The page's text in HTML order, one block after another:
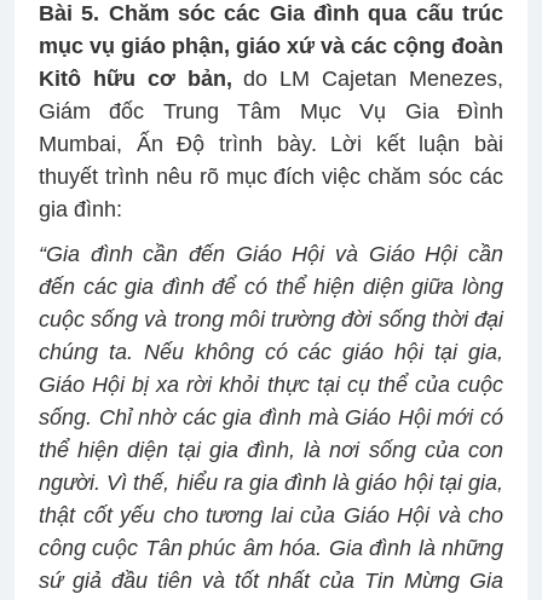
Bài 5. Chăm sóc các Gia đình qua cấu trúc
mục vụ giáo phận, giáo xứ và các cộng đoàn
Kitô hữu cơ bản, do LM Cajetan Menezes,
Giám đốc Trung Tâm Mục Vụ Gia Đình
Mumbai, Ấn Độ trình bày. Lời kết luận bài
thuyết trình nêu rõ mục đích việc chăm sóc các
gia đình:
“Gia đình cần đến Giáo Hội và Giáo Hội cần
đến các gia đình để có thể hiện diện giữa lòng
cuộc sống và trong môi trường đời sống thời đại
chúng ta. Nếu không có các giáo hội tại gia,
Giáo Hội bị xa rời khỏi thực tại cụ thể của cuộc
sống. Chỉ nhờ các gia đình mà Giáo Hội mới có
thể hiện diện tại gia đình, là nơi sống của con
người. Vì thế, hiểu ra gia đình là giáo hội tại gia,
thật cốt yếu cho tương lai của Giáo Hội và cho
công cuộc Tân phúc âm hóa. Gia đình là những
sứ giả đầu tiên và tốt nhất của Tin Mừng Gia